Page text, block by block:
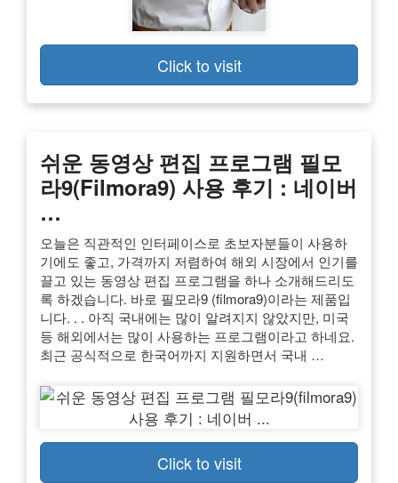
Click to visit
쉬운 동영상 편집 프로그램 필모
라9(filmora9) 사용 후기 : 네이버
…
오늘은 직관적인 인터페이스로 초보자분들이 사용하
기에도 좋고, 가격까지 저렴하여 해외 시장에서 인기를
끌고 있는 동영상 편집 프로그램을 하나 소개해드리도
록 하겠습니다. 바로 필모라9 (filmora9)이라는 제품입
니다. . . 아직 국내에는 많이 알려지지 않았지만, 미국
등 해외에서는 많이 사용하는 프로그램이라고 하네요.
최근 공식적으로 한국어까지 지원하면서 국내 …
Click to visit